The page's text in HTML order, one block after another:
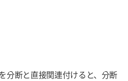
分断と直接関連付けると、分断